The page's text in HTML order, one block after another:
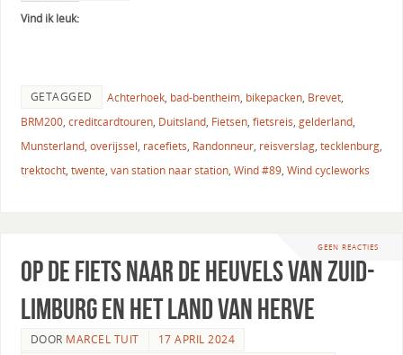
Vind ik leuk:
GETAGGED Achterhoek, bad-bentheim, bikepacken, Brevet,
BRM200, creditcardtouren, Duitsland, Fietsen, fietsreis, gelderland,
Munsterland, overijssel, racefiets, Randonneur, reisverslag, tecklenburg,
trektocht, twente, van station naar station, Wind #89, Wind cycleworks
GEEN REACTIES
Op de fiets naar de heuvels van Zuid-
Limburg en het land van Herve
DOOR MARCEL TUIT
17 APRIL 2024